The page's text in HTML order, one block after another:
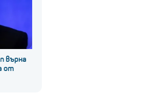
върна
от